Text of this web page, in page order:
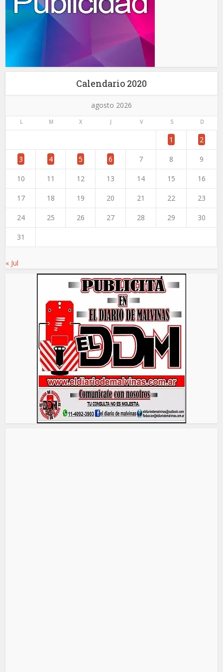
Calendario 2020
agosto 2026
L M X J V S D
1 2
3 4 5 6 7 8 9
10 11 12 13 14 15 16
17 18 19 20 21 22 23
24 25 26 27 28 29 30
31
« Jul